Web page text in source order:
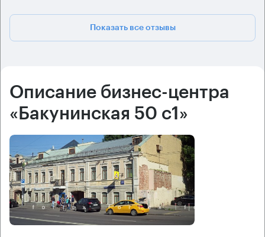
Показать все отзывы
Описание бизнес-центра
«Бакунинская 50 с1»